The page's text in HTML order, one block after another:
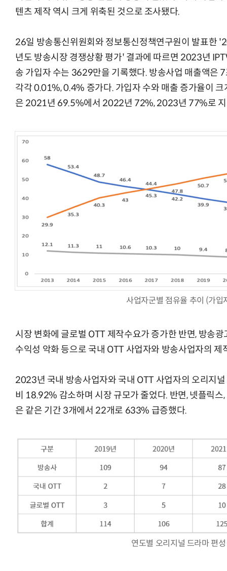
텐츠 제작 역시 크게 위축된 것으로 조사됐다.
26일 방송통신위원회와 정보통신정책연구원이 발표한
년도 방송시장 경쟁상황 평가' 결과에 따르면 2023년
송 가입자 수는 3629만을 기록했다. 방송사업 매출액은
각각 0.01%, 0.4% 증가다. 가입자 수와 매출 증가율이
은 2021년 69.5%에서 2022년 72%, 2023년 77%로 지
사업자군별 점유율 추이 (가입
시장 변화에 글로벌 OTT 제작수요가 증가한 반면, 방송
수익성 악화 등으로 국내 OTT 사업자와 방송사업자의
2023년 국내 방송사업자와 국내 OTT 사업자의 오리지
비 18.92% 감소하며 시장 규모가 줄었다. 반면, 넷플릭
은 같은 기간 3개에서 22개로 633% 급증했다.
연도별 오리지널 드라마 편